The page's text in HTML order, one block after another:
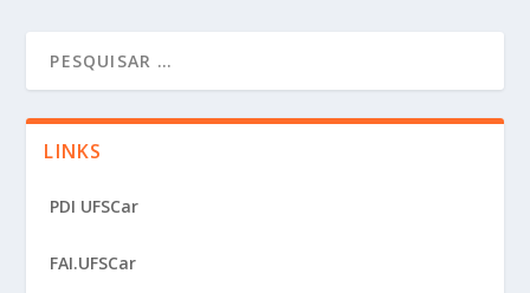
LINKS
PDI UFSCar
FAI.UFSCar